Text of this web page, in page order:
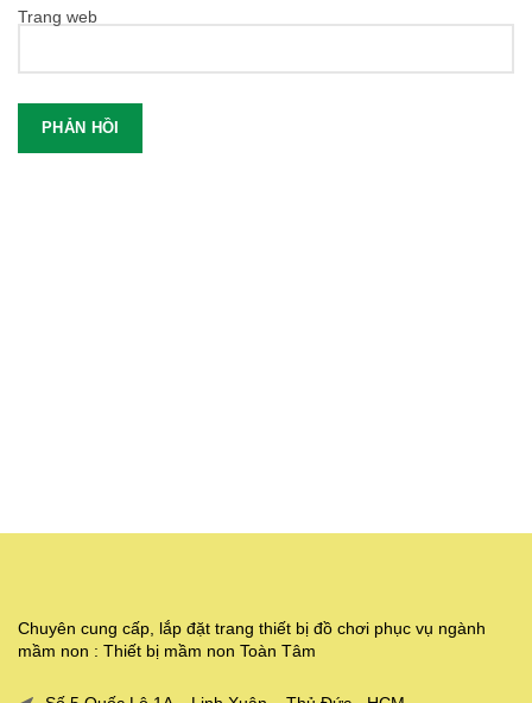
Trang web
Chuyên cung cấp, lắp đặt trang thiết bị đồ chơi phục vụ ngành
mầm non : Thiết bị mầm non Toàn Tâm